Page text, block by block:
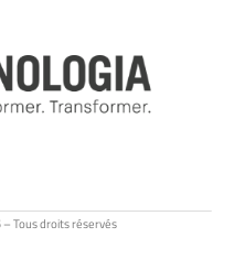
Tous droits réservés